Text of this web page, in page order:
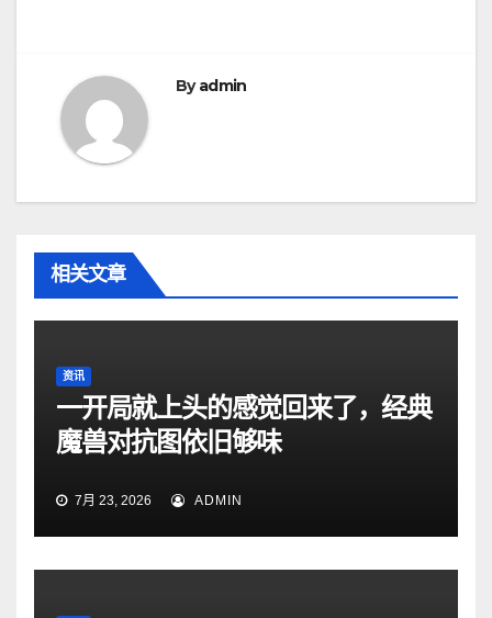
航
Byadmin
相关文章
资讯
一开局就上头的感觉回来了，经典
魔兽对抗图依旧够味
7月 23, 2026 ADMIN